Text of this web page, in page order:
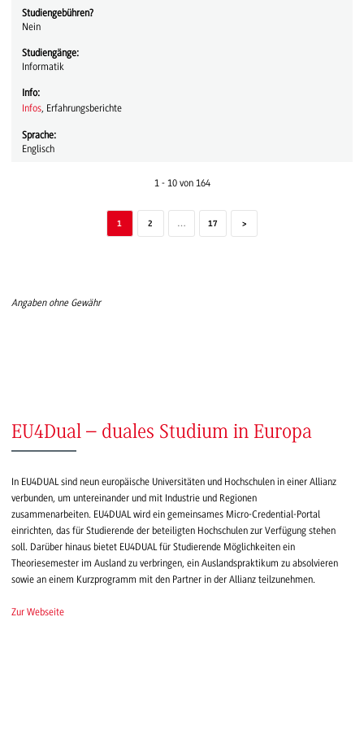
Studiengebühren?
Nein
Studiengänge:
Informatik
Info:
Infos, Erfahrungsberichte
Sprache:
Englisch
1- 10von 164
1 2 … 17 >
Angaben ohne Gewähr
EU4Dual – duales Studium in Europa
In EU4DUAL sind neun europäische Universitäten und Hochschulen in einer Allianz
verbunden, um untereinander und mit Industrie und Regionen
zusammenarbeiten. EU4DUAL wird ein gemeinsames Micro-Credential-Portal
einrichten, das für Studierende der beteiligten Hochschulen zur Verfügung stehen
soll. Darüber hinaus bietet EU4DUAL für Studierende Möglichkeiten ein
Theoriesemester im Ausland zu verbringen, ein Auslandspraktikum zu absolvieren
sowie an einem Kurzprogramm mit den Partner in der Allianz teilzunehmen.
Zur Webseite